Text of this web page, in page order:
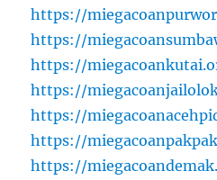
https://
https://
https://
https://
https://
https://
https://